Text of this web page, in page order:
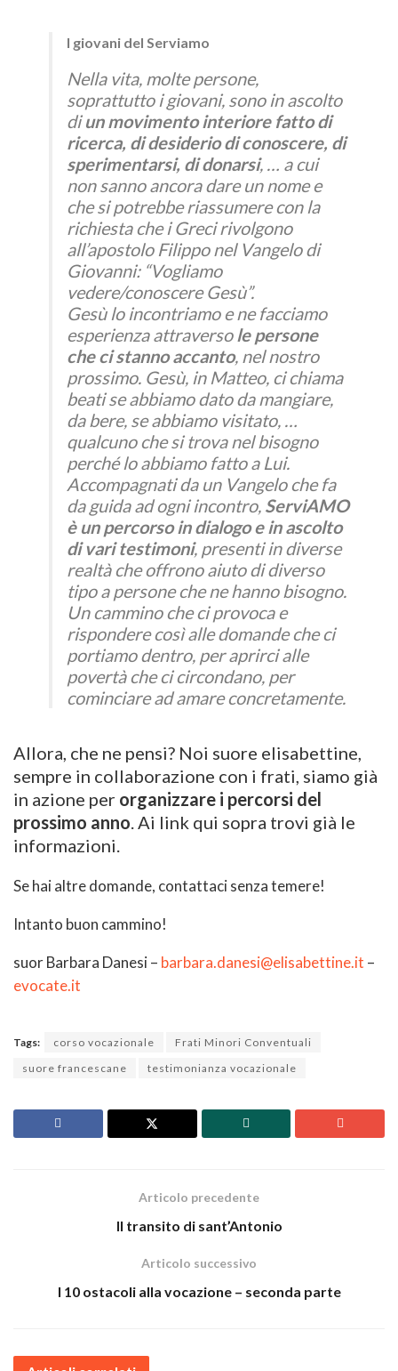
I giovani del Serviamo
Nella vita, molte persone,
soprattutto i giovani, sono in ascolto
diun movimento interiore fatto di
ricerca, di desiderio di conoscere, di
sperimentarsi, di donarsi, … a cui
non sanno ancora dare un nome e
che si potrebbe riassumere con la
richiesta che i Greci rivolgono
all’apostolo Filippo nel Vangelo di
Giovanni: “Vogliamo
vedere/conoscere Gesù”.
Gesù lo incontriamo e ne facciamo
esperienza attraverso le persone
che ci stanno accanto, nel nostro
prossimo. Gesù, in Matteo, ci chiama
beati se abbiamo dato da mangiare,
da bere, se abbiamo visitato, …
qualcuno che si trova nel bisogno
perché lo abbiamo fatto a Lui.
Accompagnati da un Vangelo che fa
da guida ad ogni incontro, ServiAMO
è un percorso in dialogo e in ascolto
di vari testimoni, presenti in diverse
realtà che offrono aiuto di diverso
tipo a persone che ne hanno bisogno.
Un cammino che ci provoca e
rispondere così alle domande che ci
portiamo dentro, per aprirci alle
povertà che ci circondano, per
cominciare ad amare concretamente.
Allora, che ne pensi? Noi suore elisabettine,
sempre in collaborazione con i frati, siamo già
in azione per organizzare i percorsi del
prossimo anno. Ai link qui sopra trovi già le
informazioni.
Se hai altre domande, contattaci senza temere!
Intanto buon cammino!
suor Barbara Danesi – barbara.danesi@elisabettine.it –
evocate.it
Tags: corso vocazionale
Frati Minori Conventuali
suore francescane
testimonianza vocazionale
Articolo precedente
Il transito di sant’Antonio
Articolo successivo
I 10 ostacoli alla vocazione – seconda parte